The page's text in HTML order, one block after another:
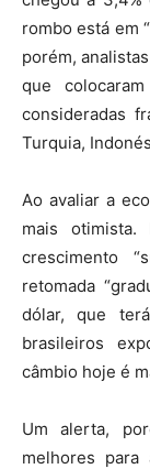
rombo está em
porém,
que
consideradas
Turquia,
Ao avaliar a
mais
crescimento
retomada
dólar, que
brasileiros
câmbio hoje é
Um alerta,
melhores